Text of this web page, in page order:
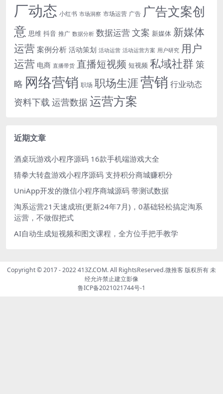
厂动态 小红书 市场洞察 市场运营 广告 广告文案创
意 思维 抖音 推广 数据分析 数据运营文案 新媒体 新媒体
运营 案例分析 活动策划 活动运营 活动运营方案 用户研究 用户
运营 电商 直播带货 直播短视频 短视频 私域社群 策
略 网络营销 职场 职场生涯营销 行业动态
资料下载 运营数据运营方案
近期文章
酒桌玩游戏小程序源码 16款手机端游戏大全
猜拳大转盘游戏小程序源码 支持积分商城赚积分
UniApp开发的微信小程序商城源码 带测试数据
淘系运营21天速成班(更新24年7月)，0基础轻松搞定淘系
运营，不做假把式
AI自动生成短视频和图文课程，全方位手把手教学
Copyright © 2017 - 2022 413Z.COM. All RightsReserved.微推客 版权所有 未
经允许禁止建立影像
鲁ICP备2021021744号-1